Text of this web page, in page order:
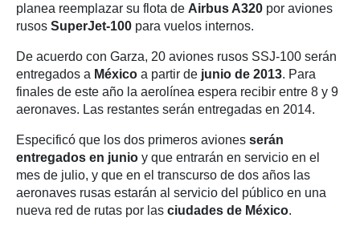
planea reemplazar su flota de Airbus A320 por aviones
rusos SuperJet-100 para vuelos internos.
De acuerdo con Garza, 20 aviones rusos SSJ-100 serán
entregados a México a partir de junio de 2013. Para
finales de este año la aerolínea espera recibir entre 8 y 9
aeronaves. Las restantes serán entregadas en 2014.
Especificó que los dos primeros aviones serán
entregados en junio y que entrarán en servicio en el
mes de julio, y que en el transcurso de dos años las
aeronaves rusas estarán al servicio del público en una
nueva red de rutas por las ciudades de México.